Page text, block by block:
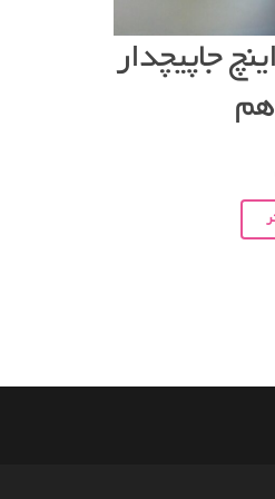
بلندگو ۳اینچ جاپیچدار